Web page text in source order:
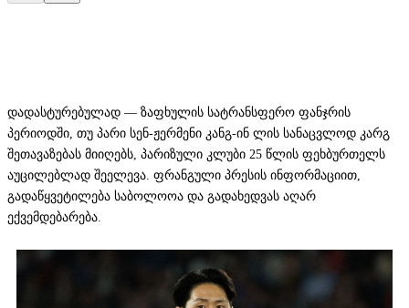
დადასტურებულად — ზაფხულის სატრანსფერო ფანჯრის
პერიოდში, თუ პარი სენ-ჟერმენი კანგ-ინ ლის სანაცვლოდ კარგ
შეთავაზებას მიიღებს, პარიზული კლუბი 25 წლის ფეხბურთელს
აუცილებლად შეელევა. ფრანგული პრესის ინფორმაციით,
გადაწყვეტილება საბოლოოა და გადახედვას აღარ
ექვემდებარება.